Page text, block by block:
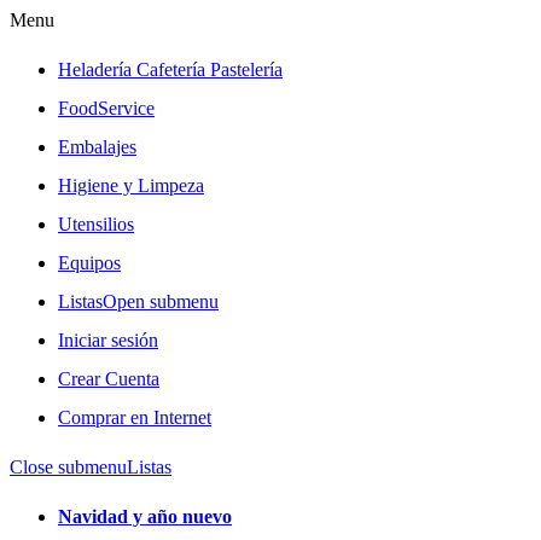
Menu
Heladería Cafetería Pastelería
FoodService
Embalajes
Higiene y Limpeza
Utensilios
Equipos
ListasOpen submenu
Iniciar sesión
Crear Cuenta
Comprar en Internet
Close submenuListas
Navidad y año nuevo